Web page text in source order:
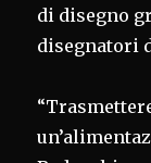
di disegno
disegnatori